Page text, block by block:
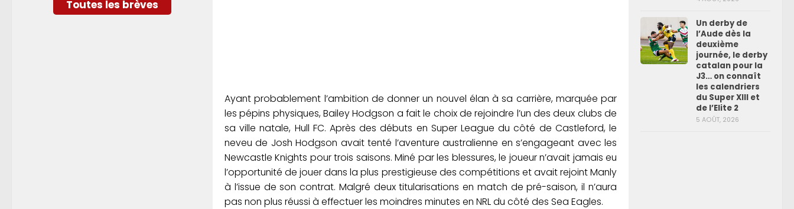
Ayant probablement l’ambition de donner un nouvel élan à sa carrière, marquée par
les pépins physiques, Bailey Hodgson a fait le choix de rejoindre l’un des deux clubs de
sa ville natale, Hull FC. Après des débuts en Super League du côté de Castleford, le
neveu de Josh Hodgson avait tenté l’aventure australienne en s’engageant avec les
Newcastle Knights pour trois saisons. Miné par les blessures, le joueur n’avait jamais eu
l’opportunité de jouer dans la plus prestigieuse des compétitions et avait rejoint Manly
à l’issue de son contrat. Malgré deux titularisations en match de pré-saison, il n’aura
pas non plus réussi à effectuer les moindres minutes en NRL du côté des Sea Eagles.
Toutes les brèves
Un derby de
l’Aude dès la
deuxième
journée, le derby
catalan pour la
J3… on connaît
les calendriers
du Super XIII et
de l’Elite 2
5 AOÛT, 2026